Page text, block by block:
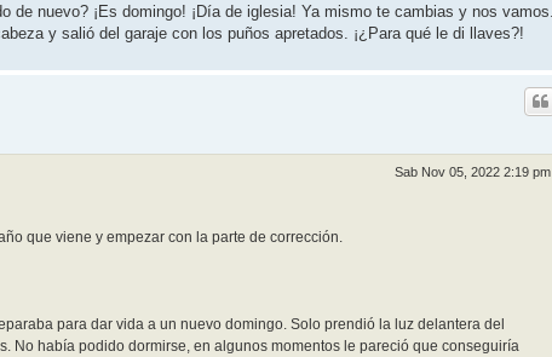
nuevo? ¡Es domingo! ¡Día de iglesia! Ya mismo te cambias y nos vamos.
y salió del garaje con los puños apretados. ¡¿Para qué le di llaves?!
Sab Nov 05, 2022 2:19 pm
que viene y empezar con la parte de corrección.
para dar vida a un nuevo domingo. Solo prendió la luz delantera del
No había podido dormirse, en algunos momentos le pareció que conseguiría